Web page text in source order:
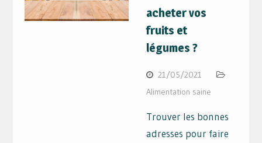
acheter vos
fruits et
légumes ?
21/05/2021
Alimentation saine
Trouver les bonnes
adresses pour faire